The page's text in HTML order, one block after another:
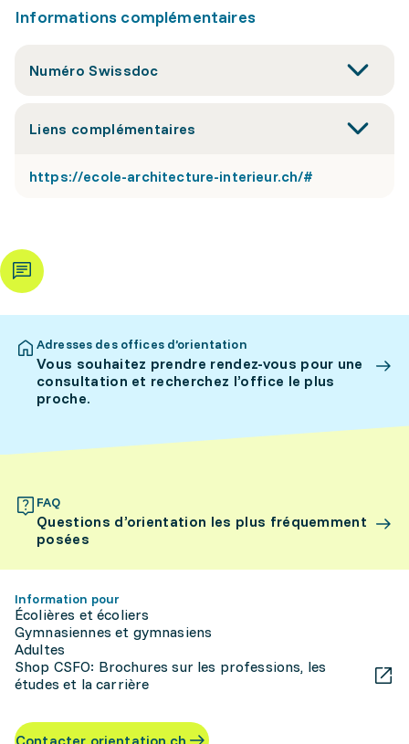
Informations complémentaires
Numéro Swissdoc
Liens complémentaires
https://ecole-architecture-interieur.ch/#
Adresses des offices d’orientation
Vous souhaitez prendre rendez-vous pour une
consultation et recherchez l’office le plus
proche.
FAQ
Questions d’orientation les plus fréquemment
posées
Information pour
Écolières et écoliers
Gymnasiennes et gymnasiens
Adultes
Shop CSFO: Brochures sur les professions, les
études et la carrière
Contacter orientation.ch